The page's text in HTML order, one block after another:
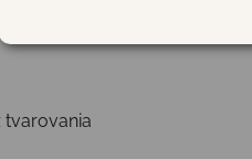
kože s membránou
tvarovania